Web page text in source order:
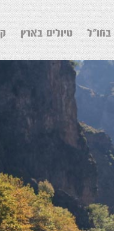
בחו"ל טיולים בארץ